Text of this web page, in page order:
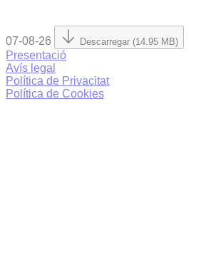
07-08-26 Descarregar (14.95 MB)
Presentació
Avís legal
Política de Privacitat
Política de Cookies